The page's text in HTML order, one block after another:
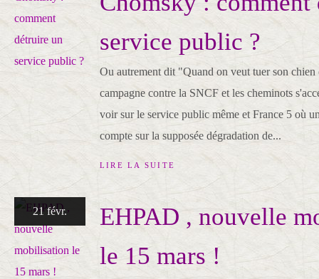
service public ?
Ou autrement dit "Quand on veut tuer son
campagne contre la SNCF et les cheminots
voir sur le service public même et France 5 où
compte sur la supposée dégradation de...
LIRE LA SUITE
21 févr.
EHPAD , nouvelle
le 15 mars !